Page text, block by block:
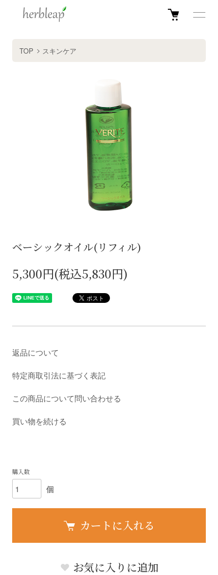
TOP スキンケア
ベーシックオイル(リフィル)
5,300円(税込5,830円)
返品について
特定商取引法に基づく表記
この商品について問い合わせる
買い物を続ける
購入数
個
カートに入れる
お気に入りに追加